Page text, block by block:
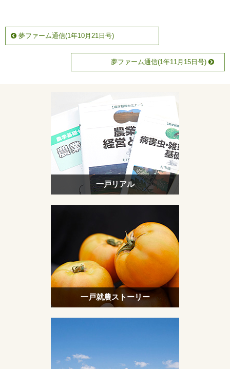
夢ファーム通信(1年10月21日号)
夢ファーム通信(1年11月15日号)
一戸リアル
一戸就農ストーリー